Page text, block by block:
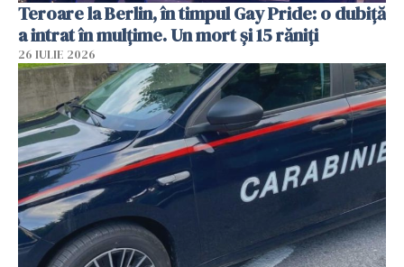
Teroare la Berlin, în timpul Gay Pride: o dubiță
a intrat în mulțime. Un mort și 15 răniți
26 IULIE 2026